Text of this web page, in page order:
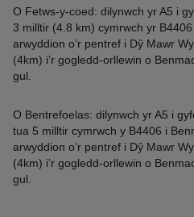
O Fetws-y-coed: dilynwch yr A5 i
3 milltir (4.8 km) cymrwch yr
arwyddion o’r pentref i Dŷ Mawr
(4km) i’r gogledd-orllewin o
gul.
O Bentrefoelas: dilynwch yr A5 i
tua 5 milltir cymrwch y B4406 i
arwyddion o’r pentref i Dŷ Mawr
(4km) i’r gogledd-orllewin o
gul.